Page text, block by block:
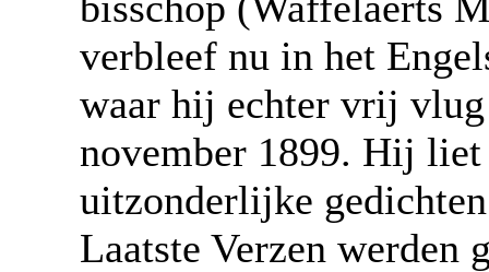
verbleef nu in het
waar hij echter vrij
november 1899. Hij
uitzonderlijke
Laatste Verzen werden